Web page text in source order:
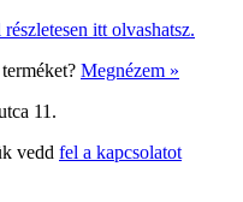
itt olvashatsz.
Megnézem »
11.
vedd fel a kapcsolatot